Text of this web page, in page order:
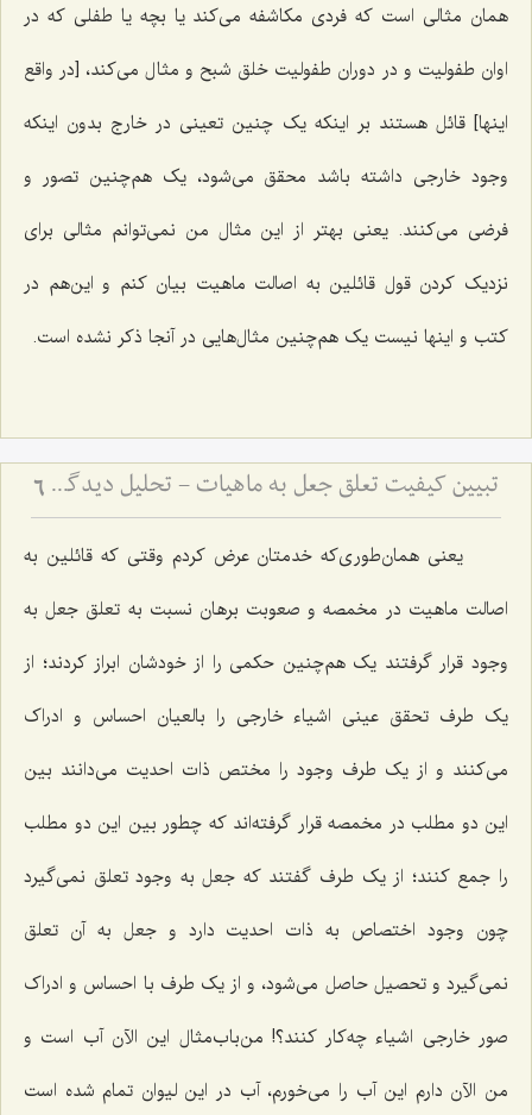
همان مثالی است که فردی مکاشفه می‌کند یا بچه‌ یا طفلی که در
اوان طفولیت و در دوران طفولیت خلق شبح و مثال می‌کند، [در واقع
اینها] قائل‌ هستند بر اینکه یک ‌چنین تعینی در خارج بدون اینکه
وجود خارجی داشته باشد محقق می‌شود، یک‌ هم‌چنین تصور و
فرضی می‌کنند. یعنی بهتر از این مثال من نمی‌توانم مثالی برای
نزدیک کردن قول قائلین به اصالت ماهیت بیان کنم و این‌هم در
کتب و اینها نیست یک هم‌چنین مثال‌هایی در آنجا ذکر نشده است.
تبیین کیفیت تعلق جعل به ماهیات - تحلیل دیدگاه اصالت ماهیت و نسبت آن با واقعیت‌های خارجی 6
یعنی همان‌طوری‌که خدمتان عرض کردم وقتی که قائلین به
اصالت ماهیت در مخمصه و صعوبت برهان نسبت به تعلق جعل به‌
وجود قرار گرفتند یک هم‌چنین حکمی را از خودشان ابراز کردند؛ از
یک طرف تحقق عینی اشیاء خارجی را بالعیان احساس و ادراک
می‌کنند و از یک طرف وجود را مختص ذات احدیت می‌دانند بین
این دو مطلب در مخمصه قرار گرفته‌اند که چطور بین این دو مطلب
را جمع کنند؛ از یک طرف گفتند که جعل به‌ وجود تعلق نمی‌گیرد
چون وجود اختصاص به ذات احدیت دارد و جعل به آن تعلق
نمی‌گیرد و تحصیل حاصل می‌شود، و از یک طرف با احساس و ادراک
صور خارجی اشیاء چه‌کار کنند؟! من‌باب‌مثال این الآن آب است و
من الآن دارم این آب را می‌خورم، آب در این لیوان تمام شده است